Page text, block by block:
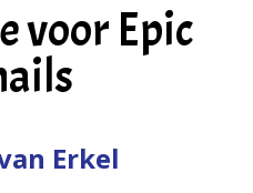
voor Epic
Erkel